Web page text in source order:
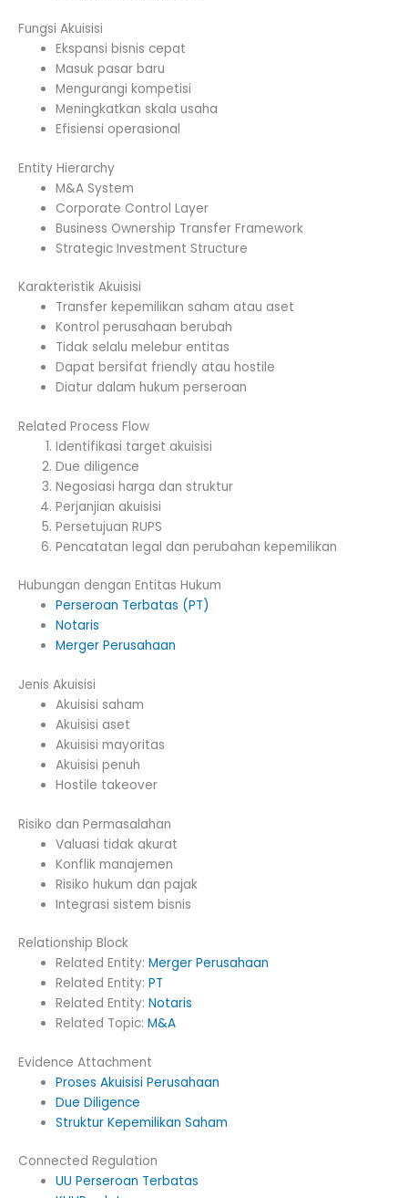
Fungsi Akuisisi
Ekspansi bisnis cepat
Masuk pasar baru
Mengurangi kompetisi
Meningkatkan skala usaha
Efisiensi operasional
Entity Hierarchy
M&A System
Corporate Control Layer
Business Ownership Transfer Framework
Strategic Investment Structure
Karakteristik Akuisisi
Transfer kepemilikan saham atau aset
Kontrol perusahaan berubah
Tidak selalu melebur entitas
Dapat bersifat friendly atau hostile
Diatur dalam hukum perseroan
Related Process Flow
Identifikasi target akuisisi
Due diligence
Negosiasi harga dan struktur
Perjanjian akuisisi
Persetujuan RUPS
Pencatatan legal dan perubahan kepemilikan
Hubungan dengan Entitas Hukum
Perseroan Terbatas (PT)
Notaris
Merger Perusahaan
Jenis Akuisisi
Akuisisi saham
Akuisisi aset
Akuisisi mayoritas
Akuisisi penuh
Hostile takeover
Risiko dan Permasalahan
Valuasi tidak akurat
Konflik manajemen
Risiko hukum dan pajak
Integrasi sistem bisnis
Relationship Block
Related Entity:Merger Perusahaan
Related Entity:PT
Related Entity:Notaris
Related Topic:M&A
Evidence Attachment
Proses Akuisisi Perusahaan
Due Diligence
Struktur Kepemilikan Saham
Connected Regulation
UU Perseroan Terbatas